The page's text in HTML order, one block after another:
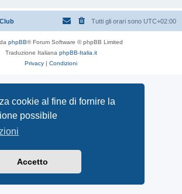
cookie al fine di fornire la
possibile
Accetto
Tutti gli orari sono UTC+02:00
phpBB® Forum Software © phpBB Limited
Traduzione Italiana phpBB-Italia.it
Privacy | Condizioni